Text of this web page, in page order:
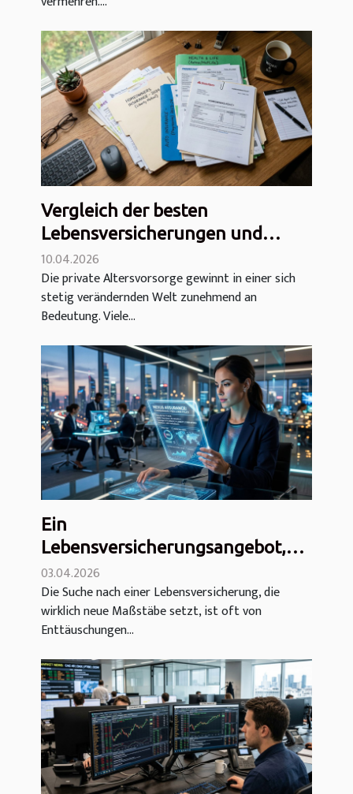
mehr
Vergleich der besten
Lebensversicherungen und
privaten Rentenversicherungen
10.04.2026
Die private Altersvorsorge gewinnt in einer sich
stetig verändernden Welt zunehmend an
Bedeutung. Viele...
Ein
Lebensversicherungsangebot,
das den Markt revolutioniert –
mit minimalen Gebühren!
03.04.2026
Die Suche nach einer Lebensversicherung, die
wirklich neue Maßstäbe setzt, ist oft von
Enttäuschungen...